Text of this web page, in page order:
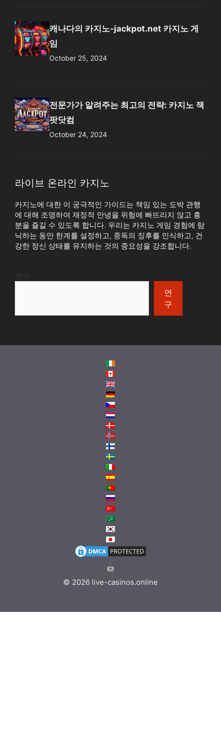
캐나다의 카지노-jackpot.net 카지노 게
임
October 25, 2024
전문가가 알려주는 최고의 전략: 카지노 잭
팟닷컴
October 24, 2024
라이브 온라인 카지노
카지노에 대한 이 궁극적인 가이드는 책임 있는 도박 관행
에 대해 조명하여 재정적 안녕을 위험에 빠뜨리지 않고 흥
분을 즐길 수 있도록 합니다. 우리는 카지노 게임 경험에 탐
닉하는 동안 한계를 설정하고, 중독의 징후를 인식하고, 건
강한 정신 상태를 유지하는 것의 중요성을 강조합니다.
연구
연
구
© 2026 live-casinos.online